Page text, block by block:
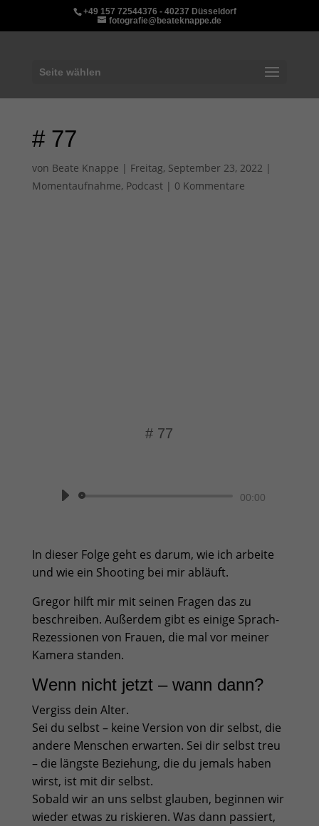
+49 157 72544376 - 40237 Düsseldorf
fotografie@beateknappe.de
Seite wählen
# 77
von Beate Knappe | Freitag, September 23, 2022 |
Momentaufnahme, Podcast| 0 Kommentare
# 77
00:00
In dieser Folge geht es darum, wie ich arbeite
und wie ein Shooting bei mir abläuft.
Gregor hilft mir mit seinen Fragen das zu
beschreiben. Außerdem gibt es einige Sprach-
Rezessionen von Frauen, die mal vor meiner
Kamera standen.
Wenn nicht jetzt – wann dann?
Vergiss dein Alter.
Sei du selbst – keine Version von dir selbst, die
andere Menschen erwarten. Sei dir selbst treu
– die längste Beziehung, die du jemals haben
wirst, ist mit dir selbst.
Sobald wir an uns selbst glauben, beginnen wir
wieder etwas zu riskieren. Was dann passiert,